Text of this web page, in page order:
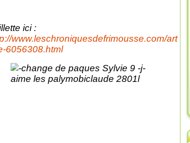
ici :
www.leschroniquesdefrimousse.com/art
6056308.html